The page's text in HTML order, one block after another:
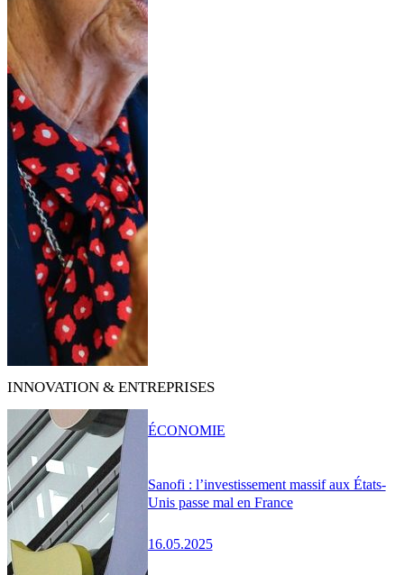
INNOVATION & ENTREPRISES
Sanofi : l’investissement massif aux États-
Unis passe mal en France
16.05.2025
ÉCONOMIE